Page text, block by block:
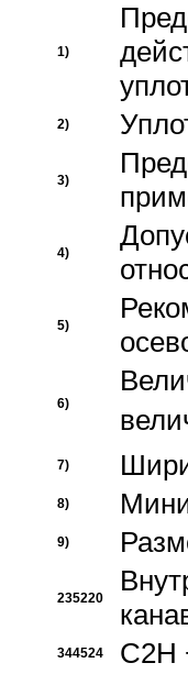
1)
2)
3)
4)
5)
6)
7)
8)
9)
235220
344524 C2H